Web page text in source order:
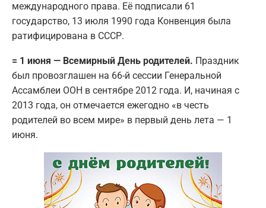
международного права. Её подписали 61
государство, 13 июля 1990 года Конвенция была
ратифицирована в СССР.
= 1 июня — Всемирный День родителей. Праздник
был провозглашен на 66-й сессии Генеральной
Ассамблеи ООН в сентябре 2012 года. И, начиная с
2013 года, он отмечается ежегодно «в честь
родителей во всем мире» в первый день лета — 1
июня.